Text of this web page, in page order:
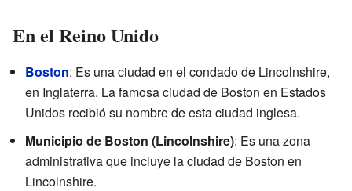
En el Reino Unido
Boston: Es una ciudad en el condado de Lincolnshire,
en Inglaterra. La famosa ciudad de Boston en Estados
Unidos recibió su nombre de esta ciudad inglesa.
Municipio de Boston (Lincolnshire): Es una zona
administrativa que incluye la ciudad de Boston en
Lincolnshire.